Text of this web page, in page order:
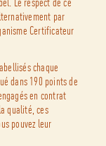
par
Certificateur
chaque
dans 190 points de
en contrat
qualité, ces
pouvez leur